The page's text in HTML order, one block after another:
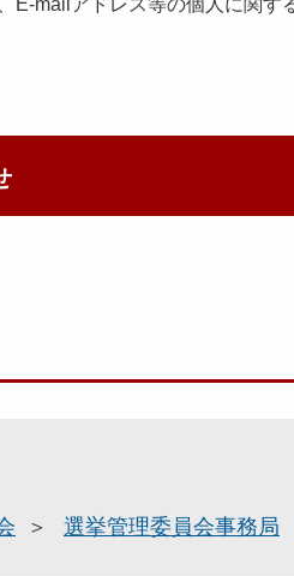
mailアドレス等の個人に関す
選挙管理委員会事務局